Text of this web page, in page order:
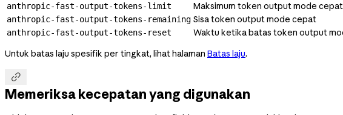
anthropic-fast-output-tokens-limit Maksimum token output mode
anthropic-fast-output-tokens-remaining Sisa token output mode cepat
anthropic-fast-output-tokens-reset
Waktu ketika batas token output
Untuk batas laju spesifik per tingkat, lihat halaman Batas laju.

Memeriksa kecepatan yang digunakan